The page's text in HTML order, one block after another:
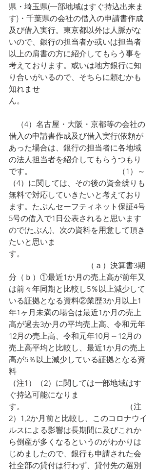
県・埼玉県(一部地域はすぐ持込出来ま
す)・千葉県の会社の借入の申請書作成
及び借入実行。東京都以外は人脈がな
いので、銀行の担当者か或いは担当者
以上の肩書の方に紹介してもらう事を
考えております。或いは地方銀行に知
り合いがいるので、そちらに頼むかも
知れませ
ん。
（4）名古屋・大阪・京都等の会社の
借入の申請書作成及び借入実行(依頼が
あった場合は、銀行の担当者に各地域
の法人担当者を紹介してもらうつもり
です。　　　　　　　　　　　（1）～
（4）に関しては、その後の資金繰りも
無料で対応していきたいと考えており
ます。たぶんセーフティネット保証4号
5号の借入で1日公表されると思います
ので(たぶん)、次の資料を用意して頂き
たいと思いま
す。
（ａ）決算書3期
分（ｂ）①最近1か月の売上高が前年又
は前々年同期と比較し5％以上減少して
いる証拠となる資料②業歴3か月以上1
年1ヶ月未満の場合は最近1か月の売上
高が過去3か月の平均売上高、令和元年
12月の売上高、令和元年10月～12月の
売上高平均と比較し、最近1か月の売上
高が5％以上減少している証拠となる資
料
（注1）（2）に関しては一部地域はす
ぐ持込可能になりま
す。　　　　　　　　　　　　　（注
2）1,2か月前と比較し、このコロナウイ
ルスによる影響は長期間に及びこれか
ら倒産が多くなるというのがわかりは
じめましたので、銀行も申請された会
社全部の貸付は行わず、貸付先の選別